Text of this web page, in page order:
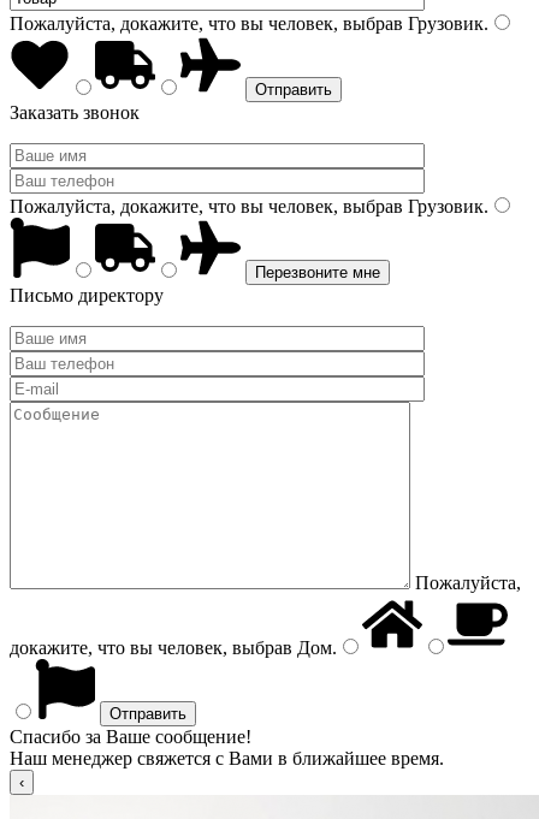
Пожалуйста, докажите, что вы человек, выбрав Грузовик.
Заказать звонок
Пожалуйста, докажите, что вы человек, выбрав Грузовик.
Письмо директору
Пожалуйста,
докажите, что вы человек, выбрав Дом.
Спасибо за Ваше сообщение!
Наш менеджер свяжется с Вами в ближайшее время.